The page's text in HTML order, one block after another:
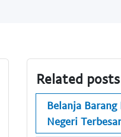
Related posts
Belanja
Negeri